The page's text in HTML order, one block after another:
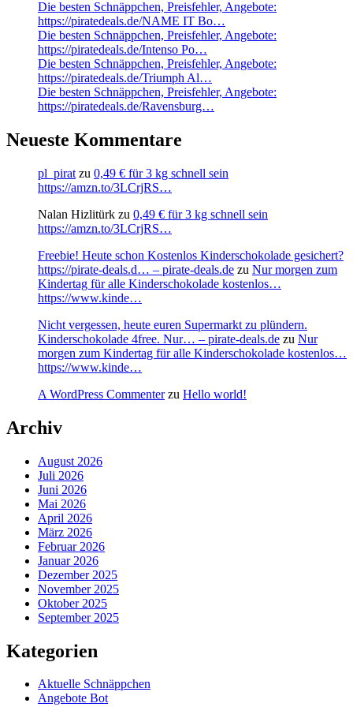
Die besten Schnäppchen, Preisfehler, Angebote:
https://piratedeals.de/NAME IT Bo…
Die besten Schnäppchen, Preisfehler, Angebote:
https://piratedeals.de/Intenso Po…
Die besten Schnäppchen, Preisfehler, Angebote:
https://piratedeals.de/Triumph Al…
Die besten Schnäppchen, Preisfehler, Angebote:
https://piratedeals.de/Ravensburg…
Neueste Kommentare
pl_pirat zu 0,49 € für 3 kg schnell sein
https://amzn.to/3LCrjRS…
Nalan Hizlitürk zu 0,49 € für 3 kg schnell sein
https://amzn.to/3LCrjRS…
Freebie! Heute schon Kostenlos Kinderschokolade gesichert?
https://pirate-deals.d… – pirate-deals.de zu Nur morgen zum
Kindertag für alle Kinderschokolade kostenlos…
https://www.kinde…
Nicht vergessen, heute euren Supermarkt zu plündern.
Kinderschokolade 4free. Nur… – pirate-deals.de zu Nur
morgen zum Kindertag für alle Kinderschokolade kostenlos…
https://www.kinde…
A WordPress Commenterzu Hello world!
Archiv
August 2026
Juli 2026
Juni 2026
Mai 2026
April 2026
März 2026
Februar 2026
Januar 2026
Dezember 2025
November 2025
Oktober 2025
September 2025
Kategorien
Aktuelle Schnäppchen
Angebote Bot